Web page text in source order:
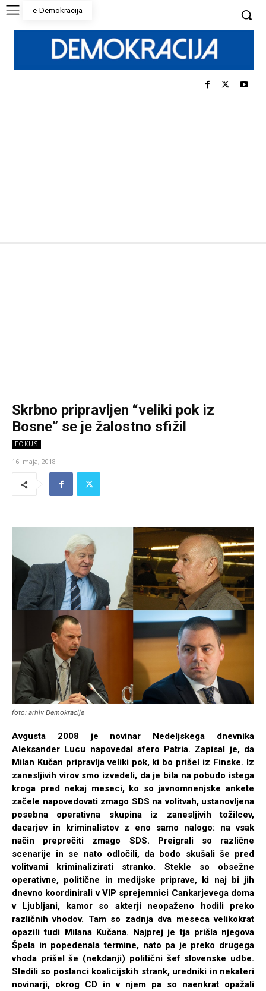
e-Demokracija
Skrbno pripravljen “veliki pok iz
Bosne” se je žalostno sfižil
FOKUS
16. maja, 2018
foto: arhiv Demokracije
Avgusta 2008 je novinar Nedeljskega dnevnika
Aleksander Lucu napovedal afero Patria. Zapisal je, da
Milan Kučan pripravlja veliki pok, ki bo prišel iz Finske. Iz
zanesljivih virov smo izvedeli, da je bila na pobudo istega
kroga pred nekaj meseci, ko so javnomnenjske ankete
začele napovedovati zmago SDS na volitvah, ustanovljena
posebna operativna skupina iz zanesljivih tožilcev,
dacarjev in kriminalistov z eno samo nalogo: na vsak
način preprečiti zmago SDS. Preigrali so različne
scenarije in se nato odločili, da bodo skušali še pred
volitvami kriminalizirati stranko. Stekle so obsežne
operativne, politične in medijske priprave, ki naj bi jih
dnevno koordinirali v VIP sprejemnici Cankarjevega doma
v Ljubljani, kamor so akterji neopaženo hodili preko
različnih vhodov. Tam so zadnja dva meseca velikokrat
opazili tudi Milana Kučana. Najprej je tja prišla njegova
Špela in popedenala termine, nato pa je preko drugega
vhoda prišel še (nekdanji) politični šef slovenske udbe.
Sledili so poslanci koalicijskih strank, uredniki in nekateri
novinarji, okrog CD in v njem pa so naenkrat opažali